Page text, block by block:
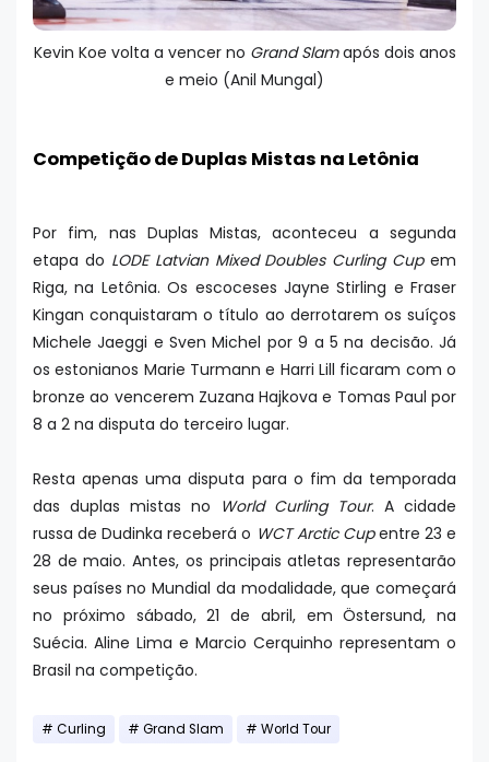
Kevin Koe volta a vencer no Grand Slamapós dois anos
e meio (Anil Mungal)
Competição de Duplas Mistas na Letônia
Por fim, nas Duplas Mistas, aconteceu a segunda
etapa do LODE Latvian Mixed Doubles Curling Cupem
Riga, na Letônia. Os escoceses Jayne Stirling e Fraser
Kingan conquistaram o título ao derrotarem os suíços
Michele Jaeggi e Sven Michel por 9 a 5 na decisão. Já
os estonianos Marie Turmann e Harri Lill ficaram com o
bronze ao vencerem Zuzana Hajkova e Tomas Paul por
8 a 2 na disputa do terceiro lugar.
Resta apenas uma disputa para o fim da temporada
das duplas mistas no World Curling Tour. A cidade
russa de Dudinka receberá o WCT Arctic Cupentre 23 e
28 de maio. Antes, os principais atletas representarão
seus países no Mundial da modalidade, que começará
no próximo sábado, 21 de abril, em Östersund, na
Suécia. Aline Lima e Marcio Cerquinho representam o
Brasil na competição.
Curling Grand Slam World Tour